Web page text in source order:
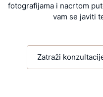
fotografijama i nacrtom
vam se javiti
Zatraži